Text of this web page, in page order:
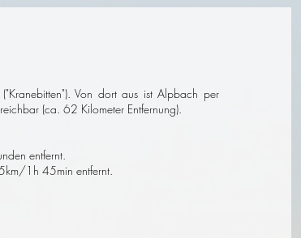
Von dort aus ist Alpbach per
(ca. 62 Kilometer Entfernung).
entfernt.
1h 45min entfernt.